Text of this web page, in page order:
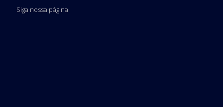
Siga nossa página